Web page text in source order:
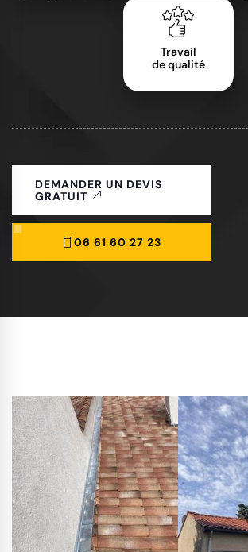
Travail
de qualité
DEMANDER UN DEVIS
GRATUIT
06 61 60 27 23